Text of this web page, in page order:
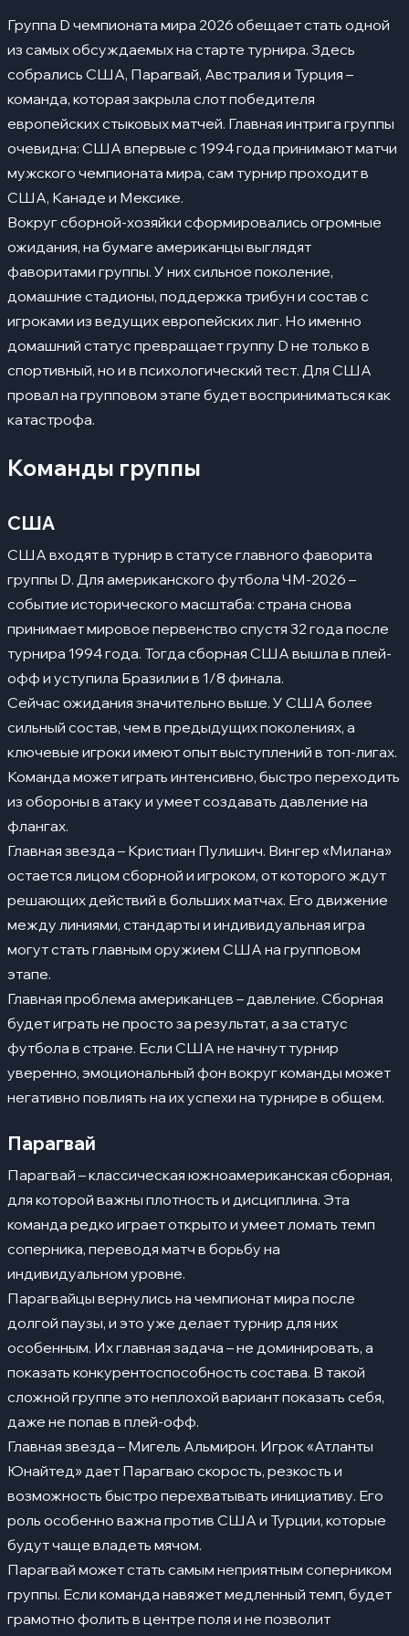
Джексон Ирвайн – Австралия
Харри Сауттар – Австралия
Арда Гюлер – Турция
04 Главные матчи группы
США – Парагвай
Австралия – Турция
Турция – Парагвай
Турция – США
05 Расписание матчей группы D
1 тур
3 тур
07
Группа D чемпионата мира 2026 обещает стать одной
из самых обсуждаемых на старте турнира. Здесь
собрались США, Парагвай, Австралия и Турция –
команда, которая закрыла слот победителя
европейских стыковых матчей. Главная интрига группы
очевидна: США впервые с 1994 года принимают матчи
мужского чемпионата мира, сам турнир проходит в
США, Канаде и Мексике.
Вокруг сборной-хозяйки сформировались огромные
ожидания, на бумаге американцы выглядят
фаворитами группы. У них сильное поколение,
домашние стадионы, поддержка трибун и состав с
игроками из ведущих европейских лиг. Но именно
домашний статус превращает группу D не только в
спортивный, но и в психологический тест. Для США
провал на групповом этапе будет восприниматься как
катастрофа.
Команды группы
США
США входят в турнир в статусе главного фаворита
группы D. Для американского футбола ЧМ-2026 –
событие исторического масштаба: страна снова
принимает мировое первенство спустя 32 года после
турнира 1994 года. Тогда сборная США вышла в плей-
офф и уступила Бразилии в 1/8 финала.
Сейчас ожидания значительно выше. У США более
сильный состав, чем в предыдущих поколениях, а
ключевые игроки имеют опыт выступлений в топ-лигах.
Команда может играть интенсивно, быстро переходить
из обороны в атаку и умеет создавать давление на
флангах.
Главная звезда – Кристиан Пулишич. Вингер «Милана»
остается лицом сборной и игроком, от которого ждут
решающих действий в больших матчах. Его движение
между линиями, стандарты и индивидуальная игра
могут стать главным оружием США на групповом
этапе.
Главная проблема американцев – давление. Сборная
будет играть не просто за результат, а за статус
футбола в стране. Если США не начнут турнир
уверенно, эмоциональный фон вокруг команды может
негативно повлиять на их успехи на турнире в общем.
Парагвай
Парагвай – классическая южноамериканская сборная,
для которой важны плотность и дисциплина. Эта
команда редко играет открыто и умеет ломать темп
соперника, переводя матч в борьбу на
индивидуальном уровне.
Парагвайцы вернулись на чемпионат мира после
долгой паузы, и это уже делает турнир для них
особенным. Их главная задача – не доминировать, а
показать конкурентоспособность состава. В такой
сложной группе это неплохой вариант показать себя,
даже не попав в плей-офф.
Главная звезда – Мигель Альмирон. Игрок «Атланты
Юнайтед» дает Парагваю скорость, резкость и
возможность быстро перехватывать инициативу. Его
роль особенно важна против США и Турции, которые
будут чаще владеть мячом.
Парагвай может стать самым неприятным соперником
группы. Если команда навяжет медленный темп, будет
грамотно фолить в центре поля и не позволит